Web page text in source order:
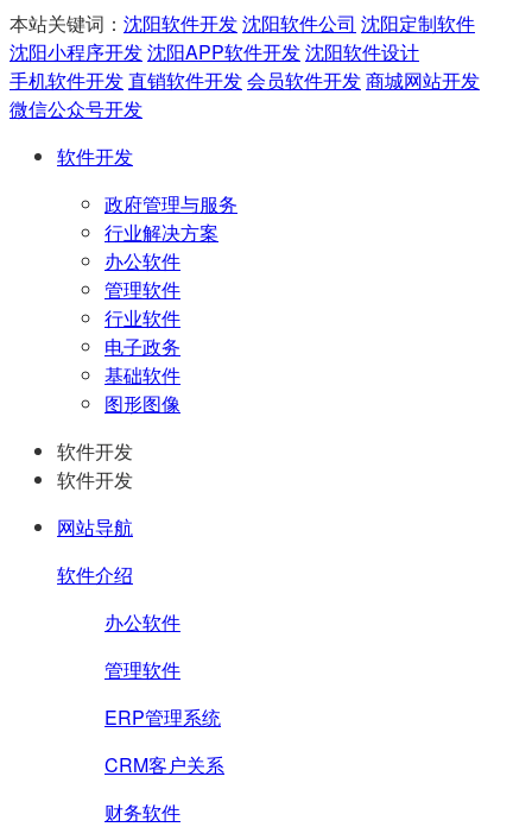
本站关键词： 沈阳软件开发沈阳软件公司 沈阳定制软件
沈阳小程序开发沈阳APP软件开发沈阳软件设计
手机软件开发直销软件开发会员软件开发商城网站开发
微信公众号开发
软件开发
政府管理与服务
行业解决方案
办公软件
管理软件
行业软件
电子政务
基础软件
图形图像
软件开发
软件开发
网站导航
软件介绍
办公软件
管理软件
ERP管理系统
CRM客户关系
财务软件